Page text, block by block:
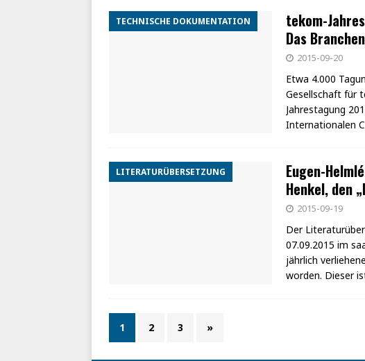
TECHNISCHE DOKUMENTATION
tekom-
Das
2015-09-20
Etwa 4.000
Gesellschaft für
Jahrestagung
Internationalen
LITERATURÜBERSETZUNG
Eugen-
Henkel, den
2015-09-19
Der
07.09.2015 im
jährlich
worden. Dieser
1 2 3 »